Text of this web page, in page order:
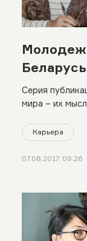
Беларусь
Серия
мира – их
Карьера
07.08.2017, 09:26